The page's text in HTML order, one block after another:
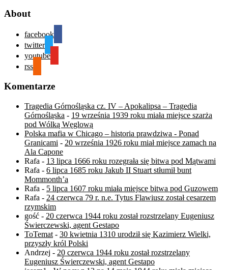
About
facebook
twitter
youtube
rss
Komentarze
Tragedia Górnośląska cz. IV – Apokalipsa – Tragedia
Górnośląska - 19 września 1939 roku miała miejsce szarża
pod Wólką Węglową
Polska mafia w Chicago – historia prawdziwa - Ponad
Granicami - 20 września 1926 roku miał miejsce zamach na
Ala Capone
Rafa - 13 lipca 1666 roku rozegrała się bitwa pod Mątwami
Rafa - 6 lipca 1685 roku Jakub II Stuart stłumił bunt
Mommonth’a
Rafa - 5 lipca 1607 roku miała miejsce bitwa pod Guzowem
Rafa - 24 czerwca 79 r. n.e. Tytus Flawiusz został cesarzem
rzymskim
gość - 20 czerwca 1944 roku został rozstrzelany Eugeniusz
Świerczewski, agent Gestapo
ToTemat - 30 kwietnia 1310 urodził się Kazimierz Wielki,
przyszły król Polski
Andrzej - 20 czerwca 1944 roku został rozstrzelany
Eugeniusz Świerczewski, agent Gestapo